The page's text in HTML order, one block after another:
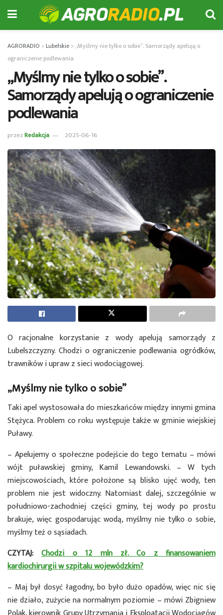
AGRORADIO >Lubelskie > „Myślmy nie tylko o sobie”. Samorządy apelują o
ograniczenie podlewania
„Myślmy nie tylko o sobie”.
Samorządy apelują o ograniczenie
podlewania
przezRedakcja 2025-06-16
O racjonalne korzystanie z wody apelują samorządy z
Lubelszczyzny. Chodzi o ograniczenie podlewania ogródków,
trawników i upraw z sieci wodociągowej.
„Myślmy nie tylko o sobie”
Taki apel wystosowała do mieszkańców między innymi gmina
Stężyca. Problem co roku występuje także w gminie wiejskiej
Puławy.
– Apelujemy o społeczne podejście do tego tematu – mówi
wójt puławskiej gminy, Kamil Lewandowski. – W tych
miejscowościach, które położone są blisko ujęć wody, ten
problem nie jest widoczny. Natomiast dalej, szczególnie w
południowo-zachodniej części gminy, tej wody po prostu
brakuje, więc gospodarując wodą, myślmy nie tylko o sobie,
myślmy też o sąsiadach.
CZYTAJ:Chodzi o 12 mln zł. Co z finansowaniem
kardiochirurgii w szpitalu wojewódzkim?
– Maj był dosyć łagodny, bo było dużo opadów, więc nic się
nie działo, zużycie na normalnym poziomie – mówi Zbigniew